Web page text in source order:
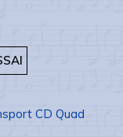
CD Quad